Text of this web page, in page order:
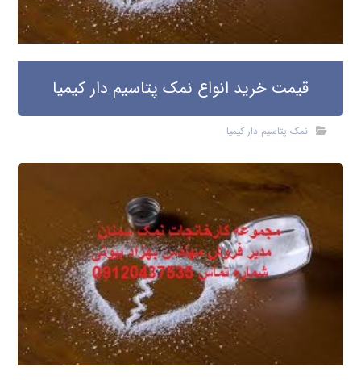
قیمت خرید انواع نمک پتاسیم دار کیمیا
نمک پتاسیم دار کیمیا